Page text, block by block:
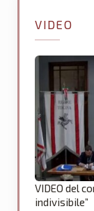
VIDEO
VIDEO del
indivisibile”